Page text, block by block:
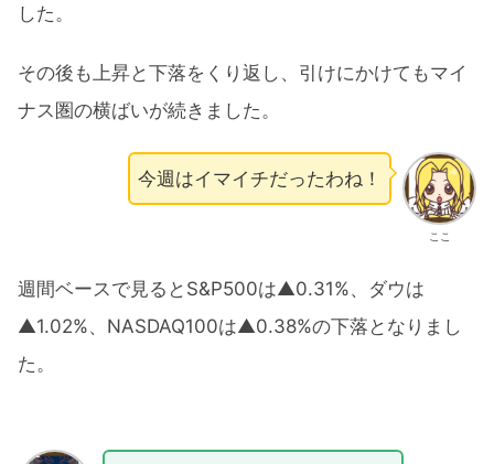
した。
その後も上昇と下落をくり返し、引けにかけてもマイ
ナス圏の横ばいが続きました。
ここ
今週はイマイチだったわね！
週間ベースで見るとS&P500は▲0.31%、ダウは
▲1.02%、NASDAQ100は▲0.38%の下落となりまし
た。